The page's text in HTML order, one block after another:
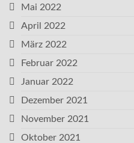
Mai 2022
April 2022
März 2022
Februar 2022
Januar 2022
Dezember 2021
November 2021
Oktober 2021